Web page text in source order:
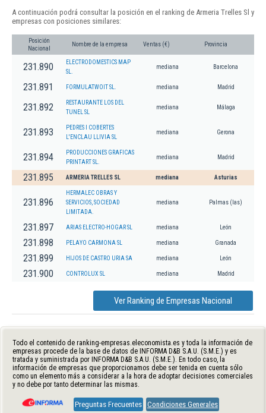
A continuación podrá consultar la posición en el ranking de Armeria Trelles Sl y
empresas con posiciones similares:
Posición
Nacional
Nombre de la empresa Ventas (€) Provincia
231.890
ELECTRODOMESTICS MAP
SL.
mediana Barcelona
231.891 FORMULATWOIT SL. mediana Madrid
231.892
RESTAURANTE LOS DEL
TUNEL SL
mediana Málaga
231.893
PEDRES I COBERTES
L'ENCLAU LLIVIA SL
mediana Gerona
231.894
PRODUCCIONES GRAFICAS
PRINTART SL.
mediana Madrid
231.895 ARMERIA TRELLES SL mediana Asturias
231.896
HERMALEC OBRAS Y
SERVICIOS, SOCIEDAD
LIMITADA.
mediana Palmas (las)
231.897 ARIAS ELECTRO-HOGAR SL mediana León
231.898 PELAYO CARMONA SL mediana Granada
231.899 HIJOS DE CASTRO URIA SA mediana León
231.900 CONTROLUX SL mediana Madrid
Ver Ranking de Empresas Nacional
Todo el contenido de ranking-empresas.eleconomista.es y toda la información de
empresas procede de la base de datos de INFORMA D&B S.A.U. (S.M.E.) y es
tratada y suministrada por INFORMA D&B S.A.U. (S.M.E.). En todo caso, la
información de empresas que proporcionamos debe ser tenida en cuenta sólo
como un elemento más a considerar a la hora de adoptar decisiones comerciales
y no debe por tanto determinar las mismas.
Preguntas Frecuentes Condiciones Generales